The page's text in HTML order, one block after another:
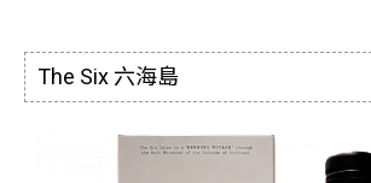
聯絡我們
The Six 六海島